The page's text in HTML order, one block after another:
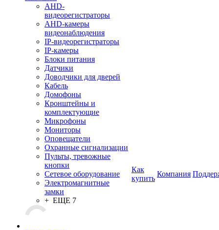
AHD-
видеорегистраторы
AHD-камеры
видеонаблюдения
IP-видеорегистраторы
IP-камеры
Блоки питания
Датчики
Доводчики для дверей
Кабель
Домофоны
Кронштейны и
комплектующие
Микрофоны
Мониторы
Оповещатели
Охранные сигнализации
Пульты, тревожные
кнопки
Сетевое оборудование
Электромагнитные
замки
+ ЕЩЕ 7
Как
купить
Компания